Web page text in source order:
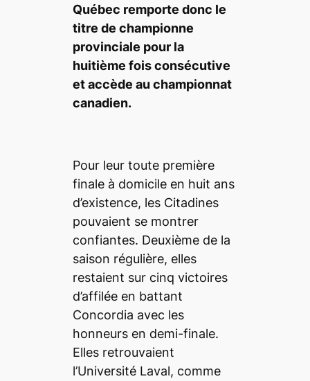
Québec remporte donc le
titre de championne
provinciale pour la
huitième fois consécutive
et accède au championnat
canadien.
Pour leur toute première
finale à domicile en huit ans
d’existence, les Citadines
pouvaient se montrer
confiantes. Deuxième de la
saison régulière, elles
restaient sur cinq victoires
d’affilée en battant
Concordia avec les
honneurs en demi-finale.
Elles retrouvaient
l’Université Laval, comme